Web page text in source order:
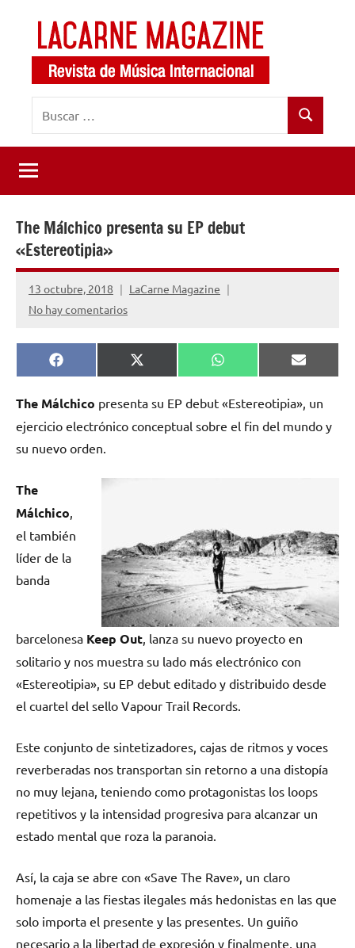
contenido
LaCarne
Magazine
de
música
internacional
Buscar
The Málchico presenta su EP debut
«Estereotipia»
13 octubre, 2018
LaCarne Magazine
No hay comentarios
Compartir
en
Facebook
Compartir
en
X
(Twitter)
Compartir
en
WhatsApp
en
Email
The Málchico presenta su EP debut «Estereotipia», un
ejercicio electrónico conceptual sobre el fin del mundo y
su nuevo orden.
The
Málchico
el también
líder de la
banda
barcelonesa Keep Out , lanza su nuevo proyecto en
solitario y nos muestra su lado más electrónico con
«Estereotipia», su EP debut editado y distribuido desde
el cuartel del sello Vapour Trail Records.
Este conjunto de sintetizadores, cajas de ritmos y voces
reverberadas nos transportan sin retorno a una distopía
no muy lejana, teniendo como protagonistas los loops
repetitivos y la intensidad progresiva para alcanzar un
estado mental que roza la paranoia.
Así, la caja se abre con «Save The Rave», un claro
homenaje a las fiestas ilegales más hedonistas en las que
solo importa el presente y las presentes. Un guiño
necesario a la libertad de expresión y finalmente, una